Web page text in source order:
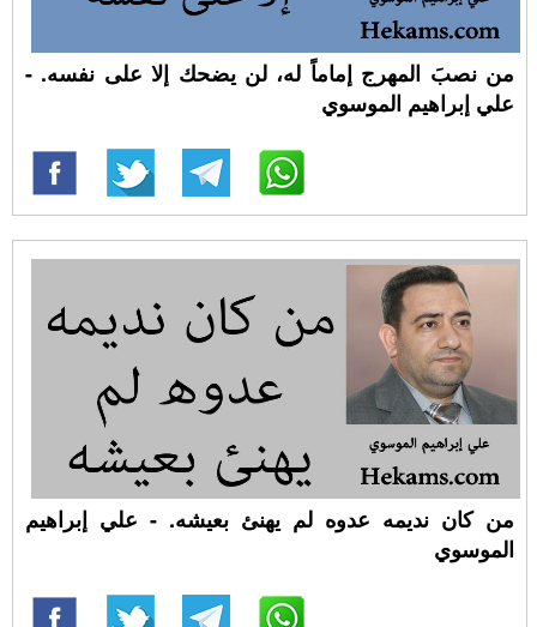
من نصبَ المهرج إماماً له، لن يضحك إلا على نفسه. -
علي إبراهيم الموسوي
من كان نديمه عدوه لم يهنئ بعيشه. - علي إبراهيم
الموسوي